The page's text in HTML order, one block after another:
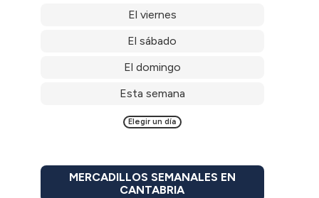
El viernes
El sábado
El domingo
Esta semana
Elegir un día
MERCADILLOS SEMANALES EN
CANTABRIA